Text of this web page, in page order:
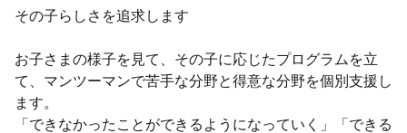
その子らしさを追求します
お子さまの様子を見て、その子に応じたプログラムを立
て、マンツーマンで苦手な分野と得意な分野を個別支援し
ます。
「できなかったことができるようになっていく」「できる